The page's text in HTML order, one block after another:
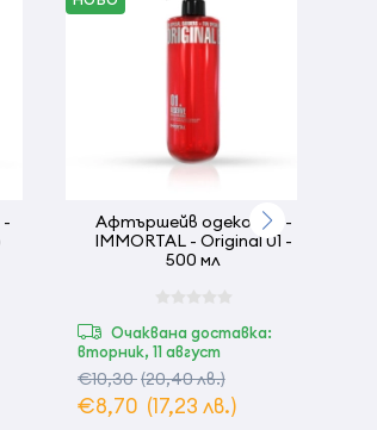
Афтършейв одеколон -
IMMORTAL - Original 01 -
500 мл
Очаквана доставка:
вторник, 11 август
€10,30(20,40 лв.)
€8,70 (17,23 лв.)